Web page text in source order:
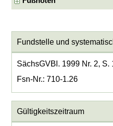
Fundstelle und
SächsGVBl. 1999 Nr. 2, S.
Fsn-Nr.: 710-1.26
Gültigkeitszeitraum